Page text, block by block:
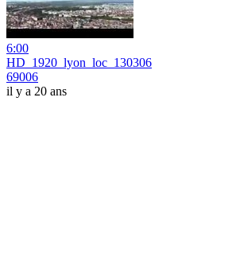
6:00
HD_1920_lyon_loc_130306
69006
il y a 20 ans